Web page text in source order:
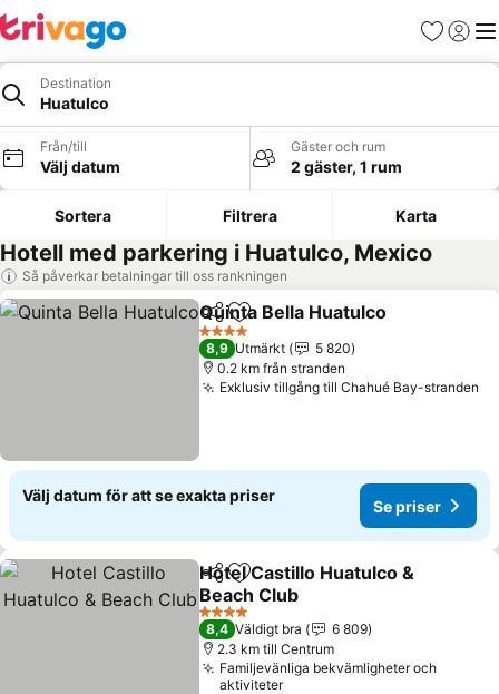
Favoriter
Logga
Destination
Huatulco
Från/till
Välj datum
Gäster och rum
2 gäster, 1 rum
Sortera Filtrera Karta
Hotell med parkering i Huatulco, Mexico
Så påverkar betalningar till oss rankningen
Dela Lägg till i Mina Favoriter
Quinta Bella Huatulco
4 Stjärnor
8,9 Utmärkt
5 820
0.2 km från stranden
Exklusiv tillgång till Chahué Bay-stranden
Välj datum för att se exakta priser
Se priser
Dela Lägg till i Mina Favoriter
Hotel Castillo Huatulco &
Beach Club
Se priser
4 Stjärnor
8,4 Väldigt bra
6 809
2.3 km till Centrum
Familjevänliga bekvämligheter och
aktiviteter